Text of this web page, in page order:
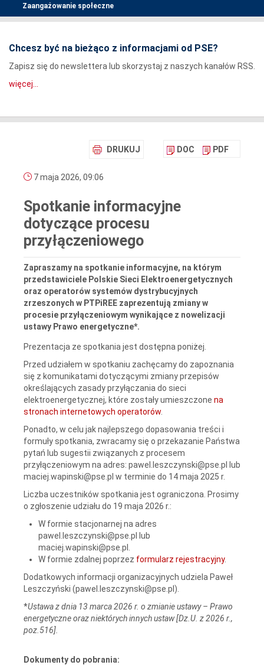
Zaangażowanie społeczne
Chcesz być na bieżąco z informacjami od PSE?
Zapisz się do newslettera lub skorzystaj z naszych kanałów RSS.
więcej...
DRUKUJ DOC PDF
7 maja 2026, 09:06
Spotkanie informacyjne
dotyczące procesu
przyłączeniowego
Zapraszamy na spotkanie informacyjne, na którym
przedstawiciele Polskie Sieci Elektroenergetycznych
oraz operatorów systemów dystrybucyjnych
zrzeszonych w PTPiREE zaprezentują zmiany w
procesie przyłączeniowym wynikające z nowelizacji
ustawy Prawo energetyczne*.
Prezentacja ze spotkania jest dostępna poniżej.
Przed udziałem w spotkaniu zachęcamy do zapoznania
się z komunikatami dotyczącymi zmiany przepisów
określających zasady przyłączania do sieci
elektroenergetycznej, które zostały umieszczone na
stronach internetowych operatorów
Ponadto, w celu jak najlepszego dopasowania treści i
formuły spotkania, zwracamy się o przekazanie Państwa
pytań lub sugestii związanych z procesem
przyłączeniowym na adres: pawel.leszczynski@pse.pl lub
maciej.wapinski@pse.pl w terminie do 14 maja 2025 r.
Liczba uczestników spotkania jest ograniczona. Prosimy
o zgłoszenie udziału do 19 maja 2026 r.:
W formie stacjonarnej na adres
pawel.leszczynski@pse.pl lub
maciej.wapinski@pse.pl.
W formie zdalnej poprzez formularz rejestracyjny.
Dodatkowych informacji organizacyjnych udziela Paweł
Leszczyński (pawel.leszczynski@pse.pl).
*Ustawa z dnia 13 marca 2026 r. o zmianie ustawy – Prawo
energetyczne oraz niektórych innych ustaw [Dz.U. z 2026 r.,
poz.516].
Dokumenty do pobrania: